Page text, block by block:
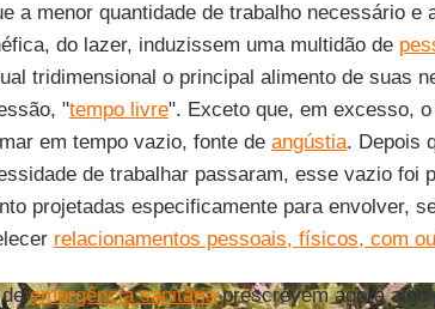
a menor quantidade de trabalho necessário e
do lazer, induzissem uma multidão de
tridimensional o principal alimento de suas
"tempo livre". Exceto que, em excesso,
em tempo vazio, fonte de angústia. Depois
de trabalhar passaram, esse vazio foi
projetadas especificamente para envolver,
relacionamentos pessoais, físicos, com
deemergência sanitáriaprescrevem agora algo